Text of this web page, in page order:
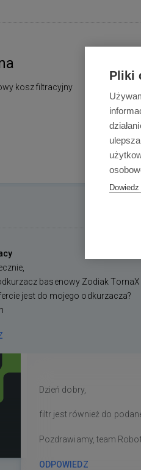
kosz filtracyjny
basenowy Zodiak TornaX
jest do mojego odkurzacza?
Dzień dobry,
filtr jest również do
Pozdrawiamy, team
ODPOWIEDZ
Pliki